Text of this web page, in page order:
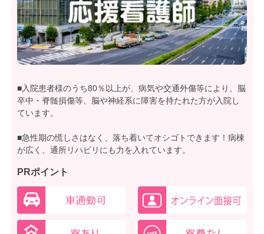
■入院患者様のうち80％以上が、病気や交通外傷等により、脳
卒中・脊髄損傷等、脳や神経系に障害を持たれた方が入院し
ています。
■急性期の慌しさはなく、落ち着いてオシゴトできます！病棟
が広く、通所リハビリにも力を入れています。
PRポイント